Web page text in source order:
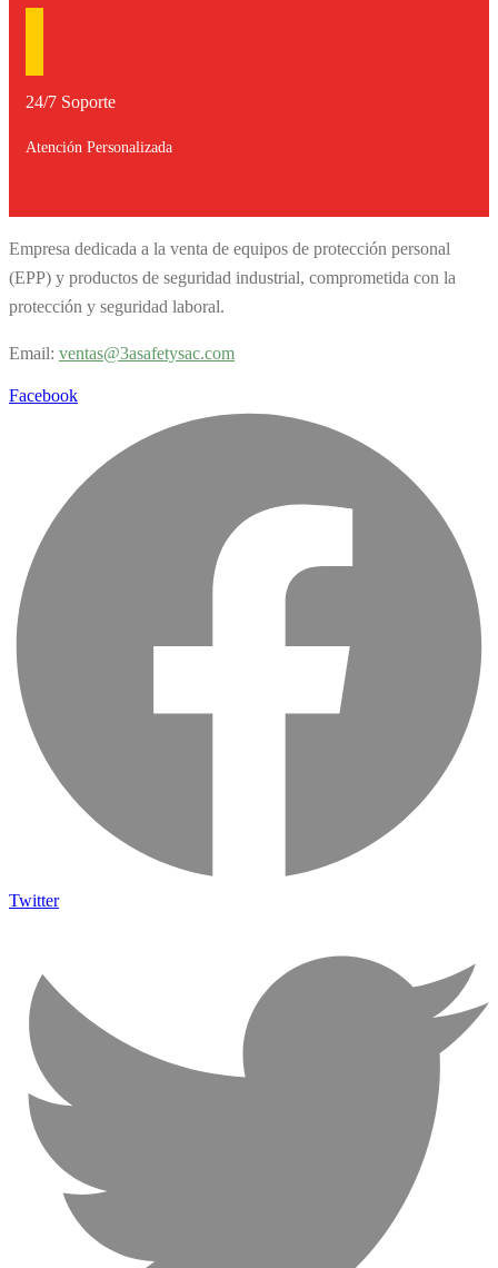
24/7 Soporte
Atención Personalizada
Empresa dedicada a la venta de equipos de protección personal
(EPP) y productos de seguridad industrial, comprometida con la
protección y seguridad laboral.
Email: ventas@3asafetysac.com
Facebook
Twitter